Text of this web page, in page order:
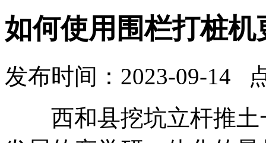
如何使用围栏打桩机
发布时间：2023-09-14
西和县挖坑立杆推土